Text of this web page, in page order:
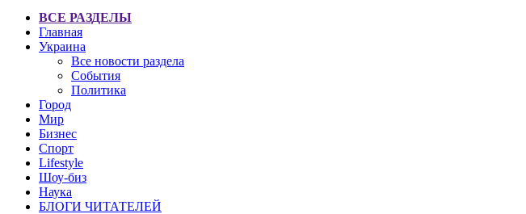
ВСЕ РАЗДЕЛЫ
Главная
Украина
Все новости раздела
События
Политика
Город
Мир
Бизнес
Спорт
Lifestyle
Шоу-биз
Наука
БЛОГИ ЧИТАТЕЛЕЙ